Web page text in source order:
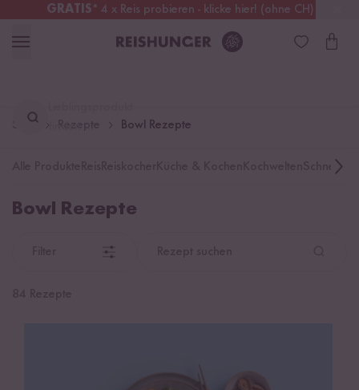
GRATIS* 4 x Reis probieren - klicke hier! (ohne CH)
Schweiz Alle Zölle & Steuern inklusive
finden ...
Start Bowl Rezepte
Schnelle
Bowl Rezepte